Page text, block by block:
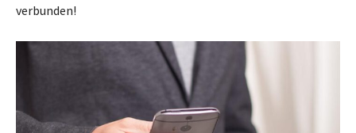
verbunden!